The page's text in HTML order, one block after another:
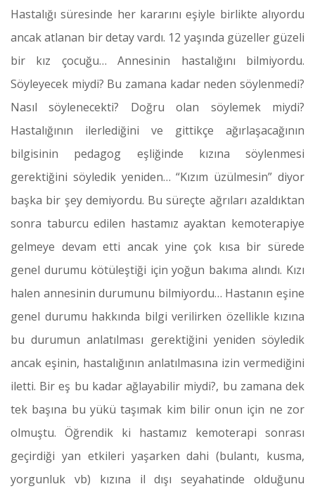
Hastalığı süresinde her kararını eşiyle birlikte alıyordu
ancak atlanan bir detay vardı. 12 yaşında güzeller güzeli
bir kız çocuğu… Annesinin hastalığını bilmiyordu.
Söyleyecek miydi? Bu zamana kadar neden söylenmedi?
Nasıl söylenecekti? Doğru olan söylemek miydi?
Hastalığının ilerlediğini ve gittikçe ağırlaşacağının
bilgisinin pedagog eşliğinde kızına söylenmesi
gerektiğini söyledik yeniden… “Kızım üzülmesin” diyor
başka bir şey demiyordu. Bu süreçte ağrıları azaldıktan
sonra taburcu edilen hastamız ayaktan kemoterapiye
gelmeye devam etti ancak yine çok kısa bir sürede
genel durumu kötüleştiği için yoğun bakıma alındı. Kızı
halen annesinin durumunu bilmiyordu… Hastanın eşine
genel durumu hakkında bilgi verilirken özellikle kızına
bu durumun anlatılması gerektiğini yeniden söyledik
ancak eşinin, hastalığının anlatılmasına izin vermediğini
iletti. Bir eş bu kadar ağlayabilir miydi?, bu zamana dek
tek başına bu yükü taşımak kim bilir onun için ne zor
olmuştu. Öğrendik ki hastamız kemoterapi sonrası
geçirdiği yan etkileri yaşarken dahi (bulantı, kusma,
yorgunluk vb) kızına il dışı seyahatinde olduğunu